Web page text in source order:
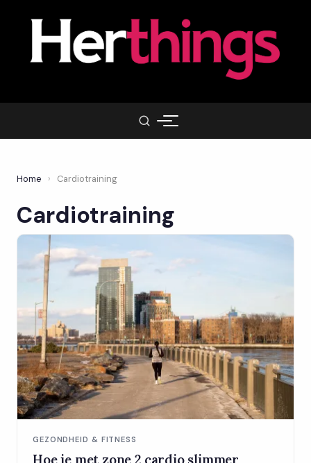
Home › Cardiotraining
Cardiotraining
GEZONDHEID & FITNESS
Hoe je met zone 2 cardio slimmer